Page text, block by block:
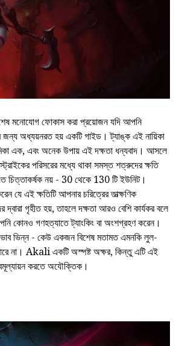
মনোযোগ ফোকাস করা প্রয়োজন যদি আপনি
অধ্যয়নরত হয় একটি গাইড। ট্যাঙ্ক এই নায়িকা
এক, এবং অনেক উপায় এই দক্ষতা ধন্যবাদ। আসলে
পরিসরের মধ্যে থাকা সমস্ত শত্রুদের ক্ষতি
চিত্তাকর্ষক নয় - 30 থেকে 130 টি ইউনিট।
যে এই ক্ষতিটি আপনার চরিত্রের তাত্ক্ষণিক
দ্বারা গৃহীত হয়, তাহলে দক্ষতা আরও বেশি কার্যকর বলে
কোনও গণহত্যাতে ট্যাংকিং বা অংশগ্রহণ করেন।
ভিন্ন - কেউ একজন বিশেষ মতামত এমনকি লুল-
না। Akali একটি অস্পষ্ট অক্ষর, কিন্তু এটি এই
করতে অযৌক্তিক।